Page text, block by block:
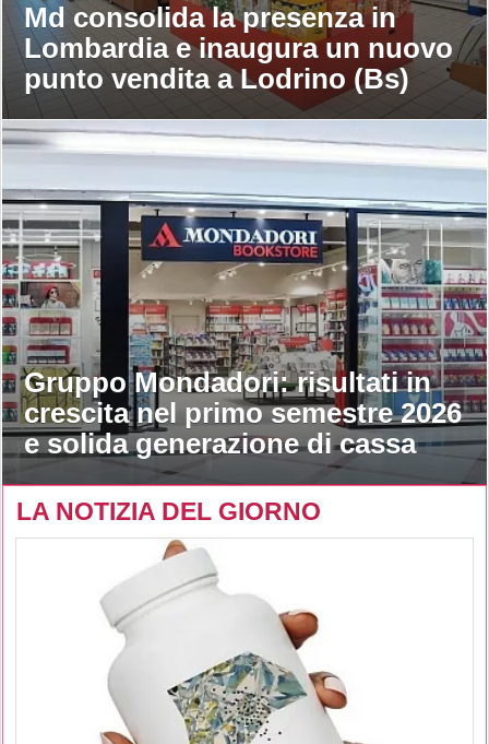
Md consolida la presenza in
Lombardia e inaugura un nuovo
punto vendita a Lodrino (Bs)
Gruppo Mondadori: risultati in
crescita nel primo semestre 2026
e solida generazione di cassa
LA NOTIZIA DEL GIORNO